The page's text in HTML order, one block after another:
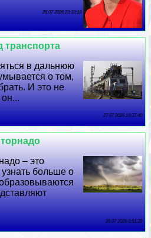
28 07 2026 23:33:18
в дальнюю
о том,
И это не
27 07 2026 19:37:40
– это
больше о
26 07 2026 0:51:39